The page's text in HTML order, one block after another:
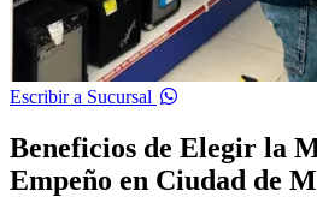
Escribir a Sucursal
Beneficios de Elegir la
Empeño en Ciudad de